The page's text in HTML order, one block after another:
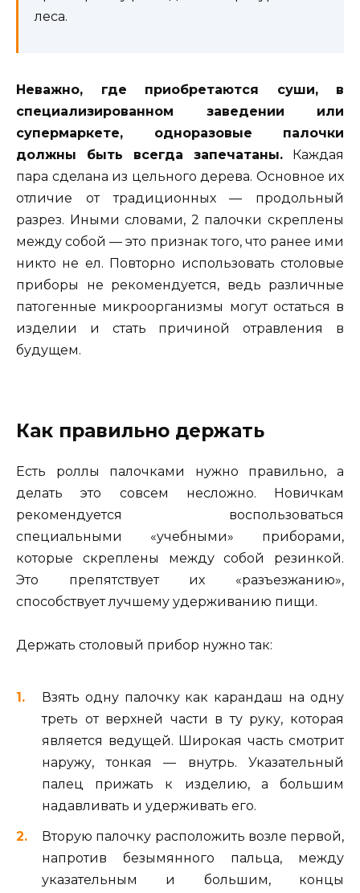
леса.
Неважно, где приобретаются суши, в
специализированном заведении или
супермаркете, одноразовые палочки
должны быть всегда запечатаны. Каждая
пара сделана из цельного дерева. Основное их
отличие от традиционных — продольный
разрез. Иными словами, 2 палочки скреплены
между собой — это признак того, что ранее ими
никто не ел. Повторно использовать столовые
приборы не рекомендуется, ведь различные
патогенные микроорганизмы могут остаться в
изделии и стать причиной отравления в
будущем.
Как правильно держать
Есть роллы палочками нужно правильно, а
делать это совсем несложно. Новичкам
рекомендуется воспользоваться
специальными «учебными» приборами,
которые скреплены между собой резинкой.
Это препятствует их «разъезжанию»,
способствует лучшему удерживанию пищи.
Держать столовый прибор нужно так:
Взять одну палочку как карандаш на одну
треть от верхней части в ту руку, которая
является ведущей. Широкая часть смотрит
наружу, тонкая — внутрь. Указательный
палец прижать к изделию, а большим
надавливать и удерживать его.
Вторую палочку расположить возле первой,
напротив безымянного пальца, между
указательным и большим, концы